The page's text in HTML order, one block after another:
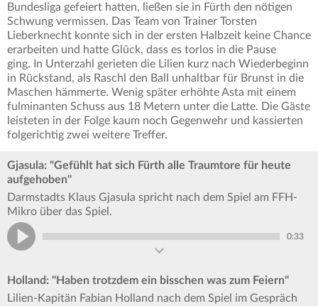
Bundesliga gefeiert hatten, ließen sie in Fürth den nötigen
Schwung vermissen. Das Team von Trainer Torsten
Lieberknecht konnte sich in der ersten Halbzeit keine Chance
erarbeiten und hatte Glück, dass es torlos in die Pause
ging. In Unterzahl gerieten die Lilien kurz nach Wiederbeginn
in Rückstand, als Raschl den Ball unhaltbar für Brunst in die
Maschen hämmerte. Wenig später erhöhte Asta mit einem
fulminanten Schuss aus 18 Metern unter die Latte. Die Gäste
leisteten in der Folge kaum noch Gegenwehr und kassierten
folgerichtig zwei weitere Treffer.
Gjasula: "Gefühlt hat sich Fürth alle Traumtore für heute
aufgehoben"
Darmstadts Klaus Gjasula spricht nach dem Spiel am FFH-
Mikro über das Spiel.
0:33
Holland: "Haben trotzdem ein bisschen was zum Feiern"
Lilien-Kapitän Fabian Holland nach dem Spiel im Gespräch